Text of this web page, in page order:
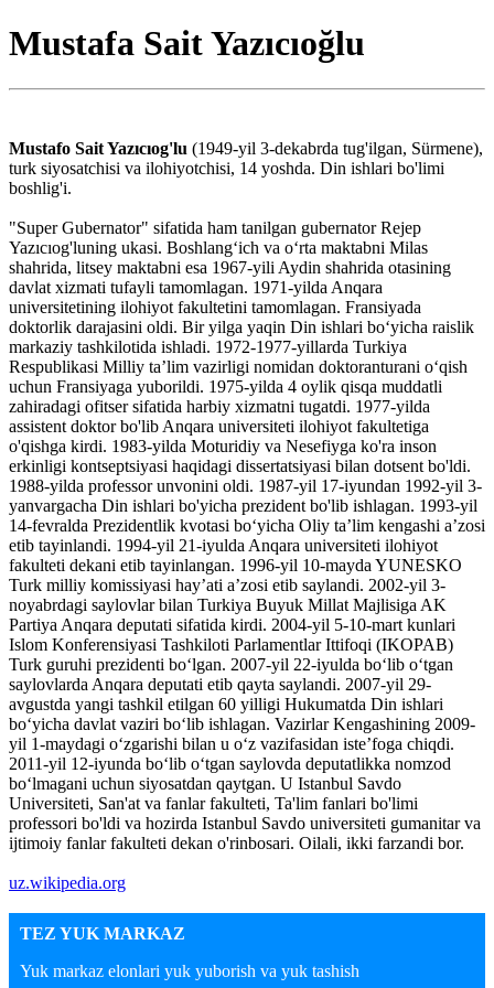
Mustafa Sait Yazıcıoğlu
Mustafo Sait Yazıcıog'lu (1949-yil 3-dekabrda tug'ilgan, Sürmene),
turk siyosatchisi va ilohiyotchisi, 14 yoshda. Din ishlari bo'limi
boshlig'i.
"Super Gubernator" sifatida ham tanilgan gubernator Rejep
Yazıcıog'luning ukasi. Boshlangʻich va oʻrta maktabni Milas
shahrida, litsey maktabni esa 1967-yili Aydin shahrida otasining
davlat xizmati tufayli tamomlagan. 1971-yilda Anqara
universitetining ilohiyot fakultetini tamomlagan. Fransiyada
doktorlik darajasini oldi. Bir yilga yaqin Din ishlari boʻyicha raislik
markaziy tashkilotida ishladi. 1972-1977-yillarda Turkiya
Respublikasi Milliy taʼlim vazirligi nomidan doktoranturani oʻqish
uchun Fransiyaga yuborildi. 1975-yilda 4 oylik qisqa muddatli
zahiradagi ofitser sifatida harbiy xizmatni tugatdi. 1977-yilda
assistent doktor bo'lib Anqara universiteti ilohiyot fakultetiga
o'qishga kirdi. 1983-yilda Moturidiy va Nesefiyga ko'ra inson
erkinligi kontseptsiyasi haqidagi dissertatsiyasi bilan dotsent bo'ldi.
1988-yilda professor unvonini oldi. 1987-yil 17-iyundan 1992-yil 3-
yanvargacha Din ishlari bo'yicha prezident bo'lib ishlagan. 1993-yil
14-fevralda Prezidentlik kvotasi boʻyicha Oliy taʼlim kengashi aʼzosi
etib tayinlandi. 1994-yil 21-iyulda Anqara universiteti ilohiyot
fakulteti dekani etib tayinlangan. 1996-yil 10-mayda YUNESKO
Turk milliy komissiyasi hay’ati a’zosi etib saylandi. 2002-yil 3-
noyabrdagi saylovlar bilan Turkiya Buyuk Millat Majlisiga AK
Partiya Anqara deputati sifatida kirdi. 2004-yil 5-10-mart kunlari
Islom Konferensiyasi Tashkiloti Parlamentlar Ittifoqi (IKOPAB)
Turk guruhi prezidenti boʻlgan. 2007-yil 22-iyulda boʻlib oʻtgan
saylovlarda Anqara deputati etib qayta saylandi. 2007-yil 29-
avgustda yangi tashkil etilgan 60 yilligi Hukumatda Din ishlari
boʻyicha davlat vaziri boʻlib ishlagan. Vazirlar Kengashining 2009-
yil 1-maydagi oʻzgarishi bilan u oʻz vazifasidan iste’foga chiqdi.
2011-yil 12-iyunda boʻlib oʻtgan saylovda deputatlikka nomzod
boʻlmagani uchun siyosatdan qaytgan. U Istanbul Savdo
Universiteti, San'at va fanlar fakulteti, Ta'lim fanlari bo'limi
professori bo'ldi va hozirda Istanbul Savdo universiteti gumanitar va
ijtimoiy fanlar fakulteti dekan o'rinbosari. Oilali, ikki farzandi bor.
uz.wikipedia.org
TEZ YUK MARKAZ
Yuk markaz elonlari yuk yuborish va yuk tashish